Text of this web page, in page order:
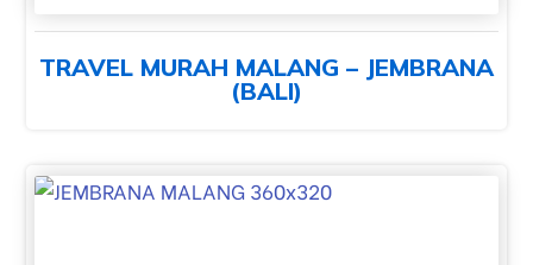
TRAVEL MURAH MALANG – JEMBRANA
(BALI)